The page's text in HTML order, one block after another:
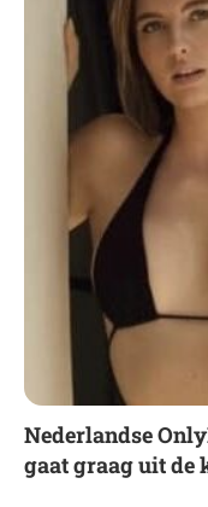
Nederlandse
gaat graag uit de